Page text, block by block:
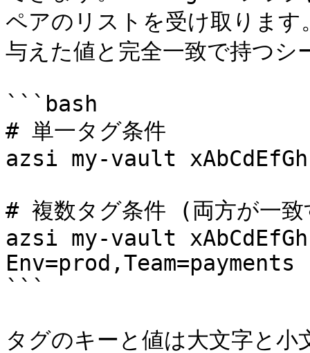
ペアのリストを受け取りま
与えた値と完全一致で持つ
```bash
# 単一タグ条件
azsi my-vault
# 複数タグ条件 (両方が一致
azsi my-vault
Env=prod,Team=payments
```
タグのキーと値は大文字と